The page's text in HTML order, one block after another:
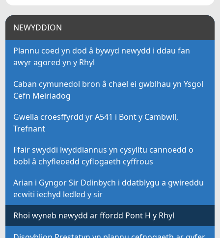
NEWYDDION
Plannu coed yn dod â bywyd newydd i ddau fan
awyr agored yn y Rhyl
Caban cymunedol bron â chael ei gwblhau yn Ysgol
Cefn Meiriadog
Gwella croesffyrdd yr A541 i Bont y Cambwll,
Trefnant
Ffair swyddi lwyddiannus yn cysylltu cannoedd o
bobl â chyfleoedd cyflogaeth cyffrous
Arian i Gyngor Sir Ddinbych i ddatblygu a gwireddu
ecwiti iechyd ledled y sir
Rhoi wyneb newydd ar ffordd Pont H y Rhyl